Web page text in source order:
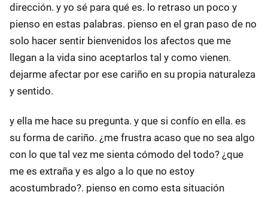
dirección. y yo sé para qué es. lo retraso un poco y
pienso en estas palabras. pienso en el gran paso de no
solo hacer sentir bienvenidos los afectos que me
llegan a la vida sino aceptarlos tal y como vienen.
dejarme afectar por ese cariño en su propia naturaleza
y sentido.
y ella me hace su pregunta. y que si confío en ella. es
su forma de cariño. ¿me frustra acaso que no sea algo
con lo que tal vez me sienta cómodo del todo? ¿que
me es extraña y es algo a lo que no estoy
acostumbrado?. pienso en como esta situación